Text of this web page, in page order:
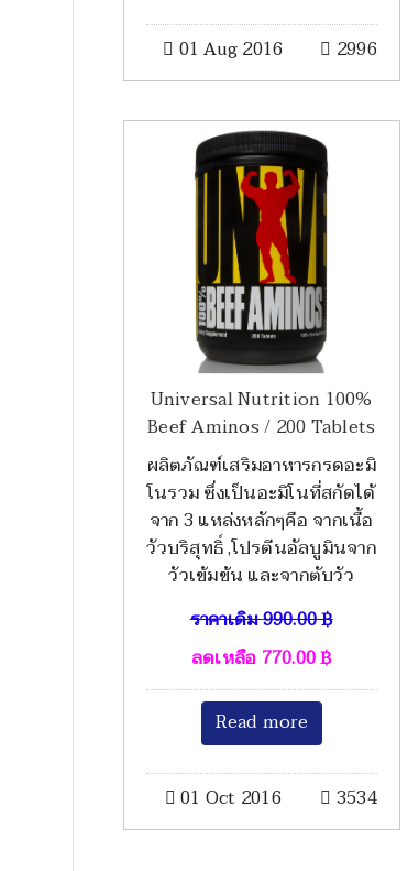
01 Aug 2016 2996
Universal Nutrition 100%
Beef Aminos / 200 Tablets
ผลิตภัณฑ์เสริมอาหารกรดอะมิ
โนรวม ซึ่งเป็นอะมิโนที่สกัดได้
จาก 3 แหล่งหลักๆคือ จากเนื้อ
วัวบริสุทธิ์ ,โปรตีนอัลบูมินจาก
วัวเข้มข้น และจากตับวัว
ราคาเดิม990.00฿
ลดเหลือ 770.00฿
Read more
01 Oct 2016 3534